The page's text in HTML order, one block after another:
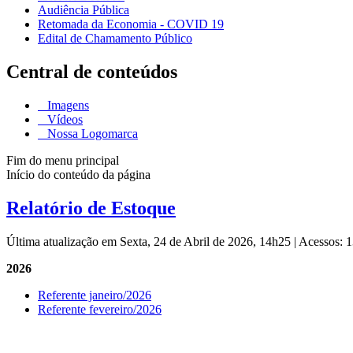
Audiência Pública
Retomada da Economia - COVID 19
Edital de Chamamento Público
Central de conteúdos
Imagens
Vídeos
Nossa Logomarca
Fim do menu principal
Início do conteúdo da página
Relatório de Estoque
Última atualização em Sexta, 24 de Abril de 2026, 14h25 | Acessos:
2026
Referente janeiro/2026
Referente fevereiro/2026